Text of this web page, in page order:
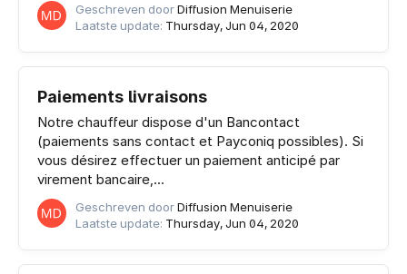
Geschreven doorDiffusion Menuiserie
Laatste update: Thursday, Jun 04, 2020
Paiements livraisons
Notre chauffeur dispose d'un Bancontact
(paiements sans contact et Payconiq possibles). Si
vous désirez effectuer un paiement anticipé par
virement bancaire,...
Geschreven doorDiffusion Menuiserie
Laatste update: Thursday, Jun 04, 2020